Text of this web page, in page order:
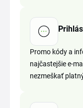
Promo kódy a
najčastejšie e-
nezmeškať